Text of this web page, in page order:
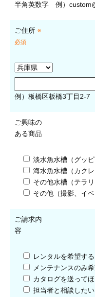
半角英数字 例）
ご住所 ※
必須
例）板橋区板橋3丁目2-7
ご興味の
ある商品
淡水魚水槽（グッ
海水魚水槽（カク
その他水槽（テラ
その他（撮影、イ
ご請求内
容
レンタルを希望する
メンテナンスのみ
カタログを送って
担当者と相談したい